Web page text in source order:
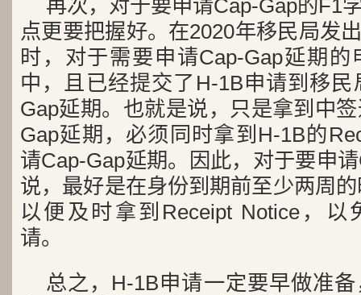
再次，对于要申请Cap-Gap的F1
点更要把握好。在2020年移民局发
时，对于需要申请Cap-Gap延期
中，且已经提交了H-1B申请到移
Gap延期。也就是说，只是拿到中
Gap延期，必须同时拿到H-1B的
请Cap-Gap延期。因此，对于要申
说，最好是在身份到期前至少两周
以便及时拿到Receipt Notice，以
请。
总之，H-1B申请一定要早做准